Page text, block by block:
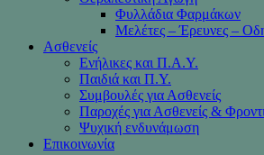
Φυλλάδια Φαρμάκων
Μελέτες – Έρευνες –
Ασθενείς
Ενήλικες και Π.Α.Υ.
Παιδιά και Π.Υ.
Συμβουλές για Ασθενείς
Παροχές για Ασθενείς &
Ψυχική ενδυνάμωση
Επικοινωνία